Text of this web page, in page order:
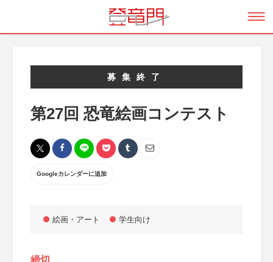
募集終了
第27回 恐竜絵画コンテスト
Googleカレンダーに追加
絵画・アート 学生向け
締切